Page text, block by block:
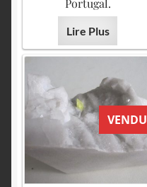
Portugal.
Lire Plus
VENDU